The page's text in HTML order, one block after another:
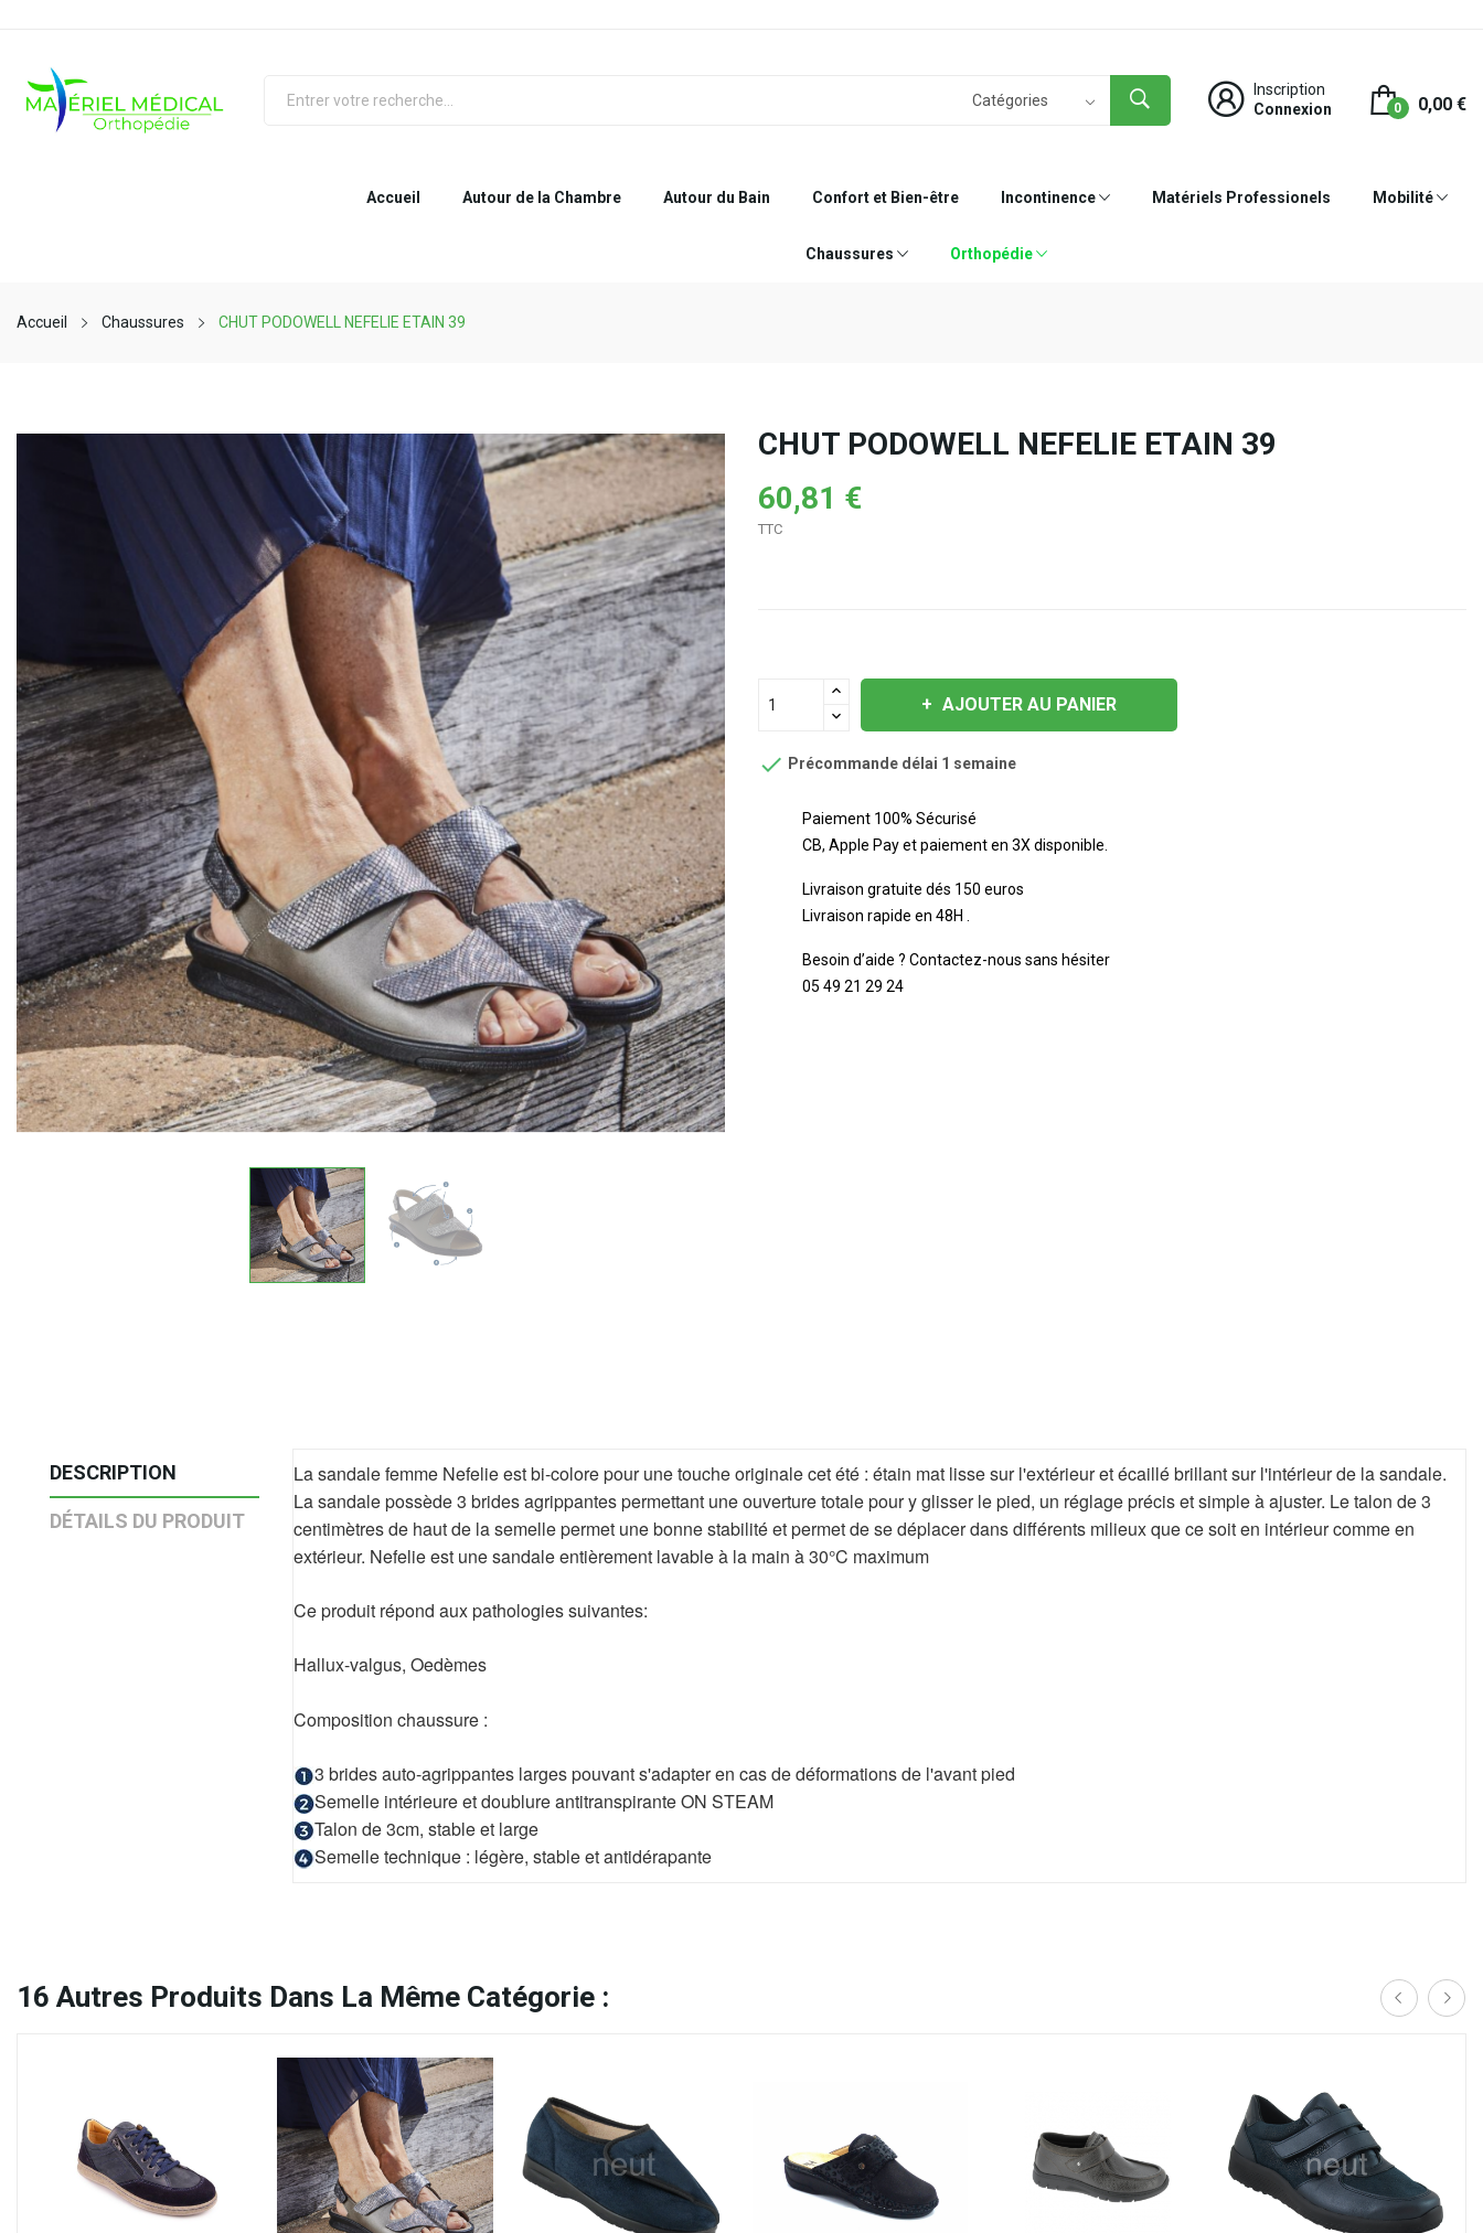
Inscription
Connexion
0 0,00 €
Accueil Autour de la Chambre Autour du Bain Confort et Bien-être Incontinence Matériels Professionels Mobilité
Chaussures Orthopédie
Accueil Chaussures CHUT PODOWELL NEFELIE ETAIN 39
CHUT PODOWELL NEFELIE ETAIN 39
60,81 €
TTC
AJOUTER AU PANIER
 Précommande délai 1 semaine
Paiement 100% Sécurisé
CB, Apple Pay et paiement en 3X disponible.
Livraison gratuite dés 150 euros
Livraison rapide en 48H .
Besoin d’aide ? Contactez-nous sans hésiter
05 49 21 29 24
DESCRIPTION
DÉTAILS DU PRODUIT
La sandale femme Nefelie est bi-colore pour une touche originale cet été : étain mat lisse sur l'extérieur et écaillé brillant sur l'intérieur de la sandale.
La sandale possède 3 brides agrippantes permettant une ouverture totale pour y glisser le pied, un réglage précis et simple à ajuster. Le talon de 3
centimètres de haut de la semelle permet une bonne stabilité et permet de se déplacer dans différents milieux que ce soit en intérieur comme en
extérieur. Nefelie est une sandale entièrement lavable à la main à 30°C maximum
Ce produit répond aux pathologies suivantes:
Hallux-valgus, Oedèmes
Composition chaussure :
3 brides auto-agrippantes larges pouvant s'adapter en cas de déformations de l'avant pied
Semelle intérieure et doublure antitranspirante ON STEAM
Talon de 3cm, stable et large
Semelle technique : légère, stable et antidérapante
16 Autres Produits Dans La Même Catégorie :